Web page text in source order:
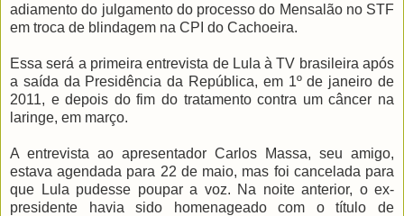
adiamento do julgamento do processo do Mensalão no STF
em troca de blindagem na CPI do Cachoeira.
Essa será a primeira entrevista de Lula à TV brasileira após
a saída da Presidência da República, em 1º de janeiro de
2011, e depois do fim do tratamento contra um câncer na
laringe, em março.
A entrevista ao apresentador Carlos Massa, seu amigo,
estava agendada para 22 de maio, mas foi cancelada para
que Lula pudesse poupar a voz. Na noite anterior, o ex-
presidente havia sido homenageado com o título de